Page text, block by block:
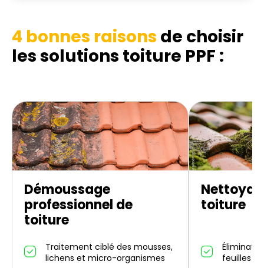
4 bonnes raisons de choisir
lessolutions toiture PPF :
Démoussage
professionnel de
toiture
Traitement ciblé des mousses,
lichens et micro-organismes
toiture
feuilles